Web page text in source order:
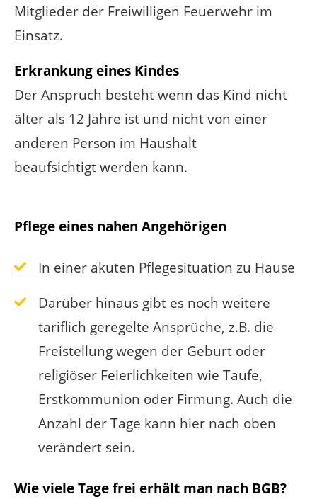
Mitglieder der Freiwilligen Feuerwehr im
Einsatz.
Erkrankung eines Kindes
Der Anspruch besteht wenn das Kind nicht
älter als 12 Jahre ist und nicht von einer
anderen Person im Haushalt
beaufsichtigt werden kann.
Pflege eines nahen Angehörigen
In einer akuten Pflegesituation zu Hause
Darüber hinaus gibt es noch weitere
tariflich geregelte Ansprüche, z.B. die
Freistellung wegen der Geburt oder
religiöser Feierlichkeiten wie Taufe,
Erstkommunion oder Firmung. Auch die
Anzahl der Tage kann hier nach oben
verändert sein.
Wie viele Tage frei erhält man nach BGB?